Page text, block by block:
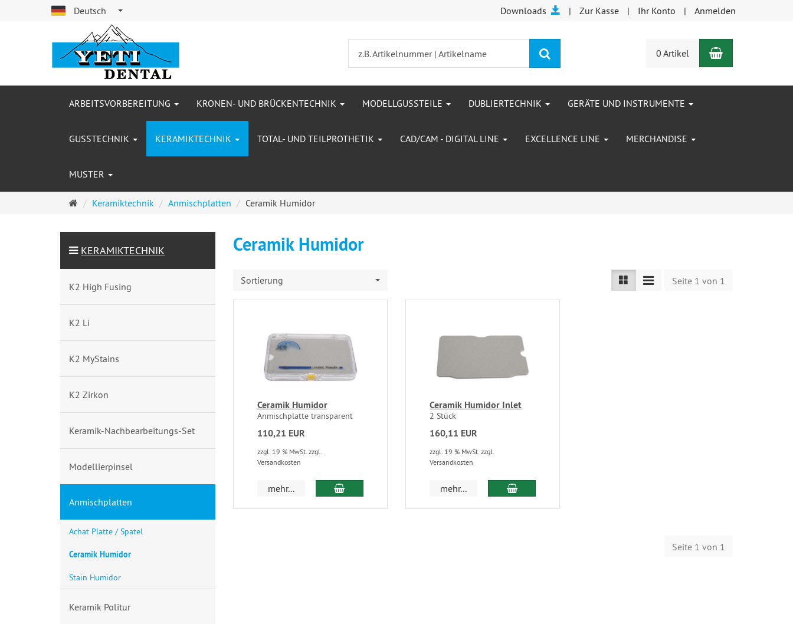
Deutsch Downloads Zur Kasse Ihr Konto Anmelden
0 Artikel Warenkorb
ARBEITSVORBEREITUNG KRONEN- UND BRÜCKENTECHNIK MODELLGUSSTEILE DUBLIERTECHNIK GERÄTE UND INSTRUMENTE
GUSSTECHNIK KERAMIKTECHNIK TOTAL- UND TEILPROTHETIK CAD/CAM - DIGITAL LINE EXCELLENCE LINE MERCHANDISE
MUSTER
Startseite
Keramiktechnik Anmischplatten Ceramik Humidor
Ceramik Humidor
Sortierung Seite 1 von 1
Ceramik Humidor
Anmischplatte transparent
110,21 EUR
zzgl. 19 % MwSt. zzgl.
Versandkosten
mehr...
Ceramik Humidor Inlet
2 Stück
160,11 EUR
zzgl. 19 % MwSt. zzgl.
Versandkosten
mehr...
Seite 1 von 1
KERAMIKTECHNIK
K2 High Fusing
K2 Li
K2 MyStains
K2 Zirkon
Keramik-Nachbearbeitungs-Set
Modellierpinsel
Anmischplatten
Achat Platte / Spatel
Ceramik Humidor
Stain Humidor
Keramik Politur